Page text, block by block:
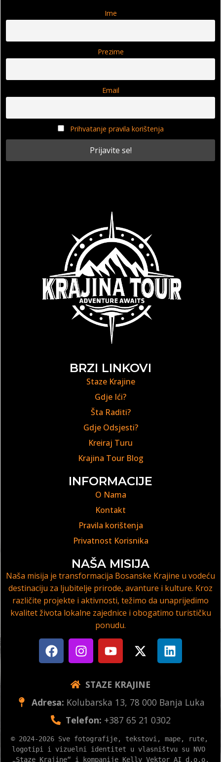
Ime
Prezime
Email
Prihvatanje pravila korištenja
BRZI LINKOVI
Staze Krajine
Gdje Ići?
Šta Raditi?
Gdje Odsjesti?
Kreiraj Turu
Krajina Tour Blog
INFORMACIJE
O Nama
Kontakt
Pravila korištenja
Privatnost Korisnika
NAŠA MISIJA
Naša misija je transformacija Bosanske Krajine u vodeću
destinaciju za ljubitelje prirode, avanture i kulture. Kroz
različite projekte i aktivnosti, težimo da unaprijedimo
kvalitet života lokalne zajednice i obogatimo turističku
ponudu.
STAZE KRAJINE
Adresa: Kolubarska 13, 78 000 Banja Luka
Telefon: +387 65 21 0302
© 2024-2026 Sve fotografije, tekstovi, mape, rute,
logotipi i vizuelni identitet u vlasništvu su NVO
„Staze Krajine“ i kompanije Kelly Vektor AI d.o.o.